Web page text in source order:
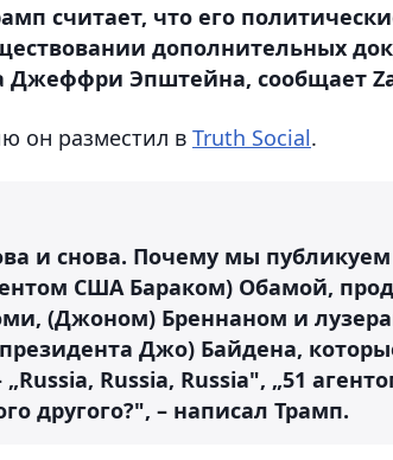
считает, что его
дополнительных
Джеффри Эпштейна, сообщает
он разместил в Truth Social.
и снова. Почему мы
США Бараком) Обамой,
(Джоном) Бреннаном и
Джо) Байдена,
Russia, Russia", „51
другого?", – написал Трамп.